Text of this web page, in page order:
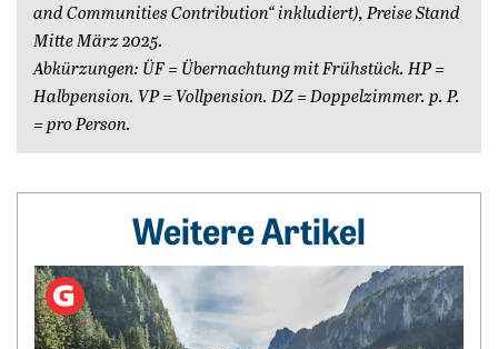
and Communities Contribution“ inkludiert), Preise Stand
Mitte März 2025.
Abkürzungen: ÜF = Übernachtung mit Frühstück. HP =
Halbpension. VP = Vollpension. DZ = Doppelzimmer. p. P.
= pro Person.
Weitere Artikel
Weiterlesen: (Weit-)Wandern immer dem Wasser nach